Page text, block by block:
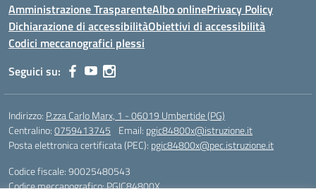
Amministrazione TrasparenteAlbo onlinePrivacy Policy
Dichiarazione di accessibilitàObiettivi di accessibilità
Codici meccanografici plessi
Seguici su:
Indirizzo: P.zza Carlo Marx, 1 - 06019 Umbertide (PG)
Centralino:0759413745 Email: pgic84800x@istruzione.it
Posta elettronica certificata (PEC): pgic84800x@pec.istruzione.it
Codice fiscale: 90025480543
Codice meccanografico:PGIC84800X